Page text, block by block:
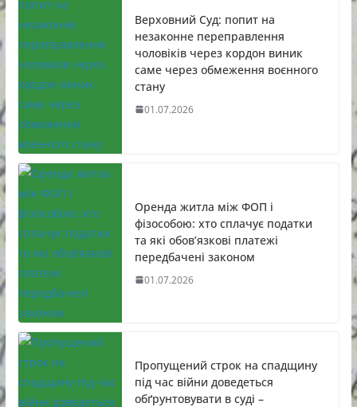
Верховний Суд: попит на
незаконне переправлення
чоловіків через кордон виник
саме через обмеження воєнного
стану
01.07.2026
Оренда житла між ФОП і
фізособою: хто сплачує податки
та які обов’язкові платежі
передбачені законом
01.07.2026
Пропущений строк на спадщину
під час війни доведеться
обґрунтовувати в суді –